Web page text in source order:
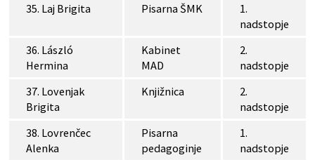
35. Laj Brigita
Pisarna ŠMK
1.
nadstopje
36. László
Hermina
Kabinet
MAD
2.
nadstopje
37. Lovenjak
Brigita
Knjižnica
2.
nadstopje
38. Lovrenčec
Alenka
Pisarna
pedagoginje
1.
nadstopje